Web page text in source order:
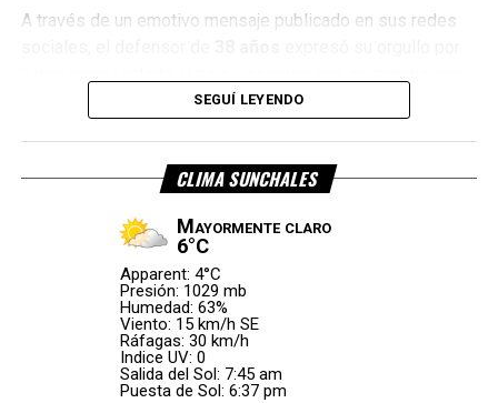
A través de un emotivo mensaje publicado en sus redes
la tranquilidad de haber entregado todo dentro del campo
«Hoy me toca escribir las palabras
más difíciles»
El experimentado zaguero compartió un video con algunos
de los momentos más importantes de su carrera en la
Selección y comenzó su despedida con un mensaje
cargado de emoción.
SEGUÍ LEYENDO
CLIMA SUNCHALES
Mayormente claro
6°C
Apparent: 4°C
Presión: 1029 mb
Humedad: 63%
Viento: 15 km/h SE
Ráfagas: 30 km/h
Indice UV: 0
Salida del Sol: 7:45 am
Puesta de Sol: 6:37 pm